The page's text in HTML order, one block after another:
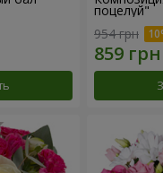
поцелуй"
954 грн